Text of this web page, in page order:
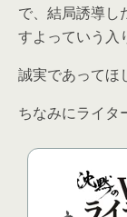
で、結局誘導し
すよっていう入
誠実であってほ
ちなみにライ